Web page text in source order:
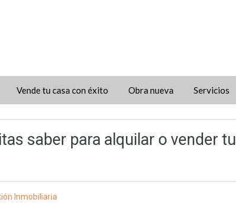
Vende tu casa con éxito Obra nueva Servicios
saber para alquilar o vender tu
Inmobiliaria